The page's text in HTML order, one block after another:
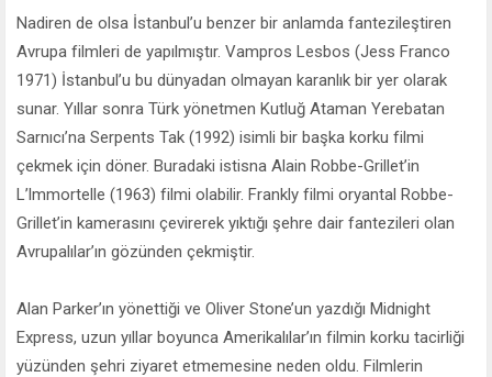
Nadiren de olsa İstanbul’u benzer bir anlamda fantezileştiren
Avrupa filmleri de yapılmıştır. Vampros Lesbos (Jess Franco
1971) İstanbul’u bu dünyadan olmayan karanlık bir yer olarak
sunar. Yıllar sonra Türk yönetmen Kutluğ Ataman Yerebatan
Sarnıcı’na Serpents Tak (1992) isimli bir başka korku filmi
çekmek için döner. Buradaki istisna Alain Robbe-Grillet’in
L’lmmortelle (1963) filmi olabilir. Frankly filmi oryantal Robbe-
Grillet’in kamerasını çevirerek yıktığı şehre dair fantezileri olan
Avrupalılar’ın gözünden çekmiştir.
Alan Parker’ın yönettiği ve Oliver Stone’un yazdığı Midnight
Express, uzun yıllar boyunca Amerikalılar’ın filmin korku tacirliği
yüzünden şehri ziyaret etmemesine neden oldu. Filmlerin